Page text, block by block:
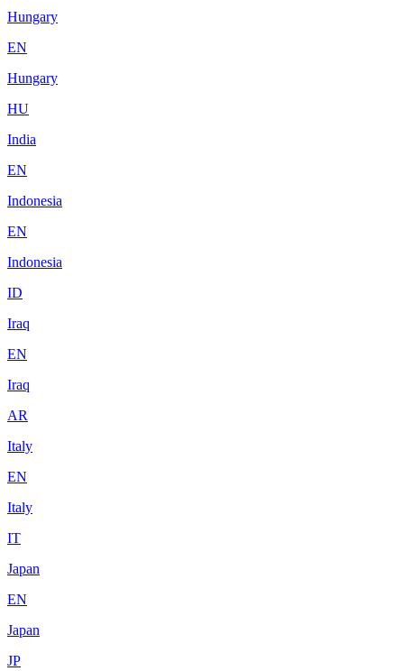
Hungary
EN
Hungary
HU
India
EN
Indonesia
EN
Indonesia
ID
Iraq
EN
Iraq
AR
Italy
EN
Italy
IT
Japan
EN
Japan
JP